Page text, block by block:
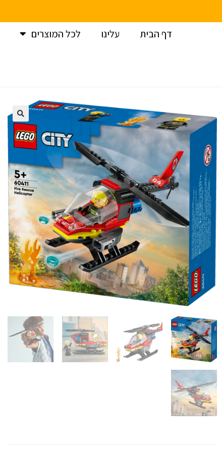
דף הבית
עלינו לכל המוצרים